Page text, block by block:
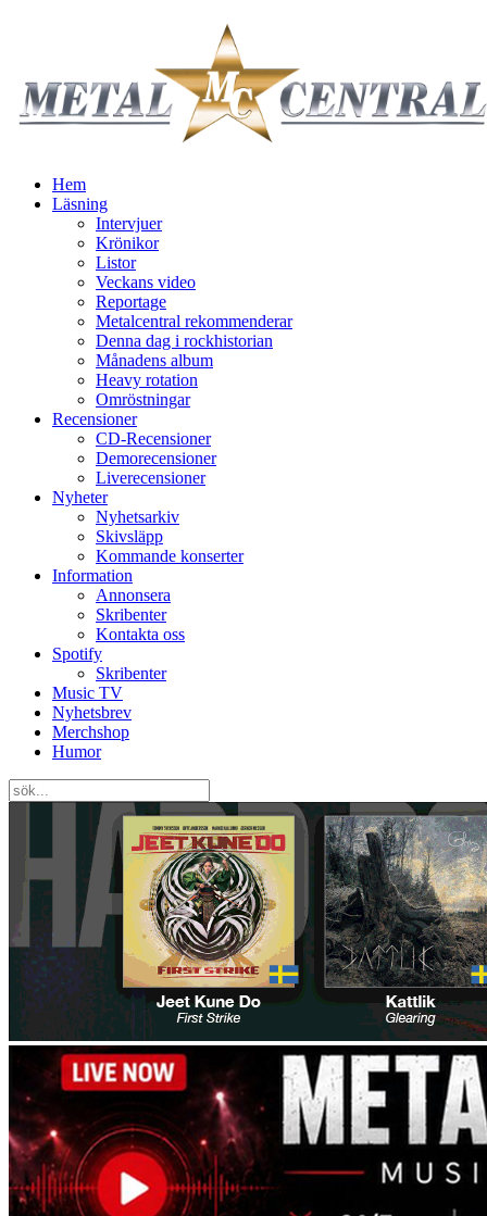
Hem
Läsning
Intervjuer
Krönikor
Listor
Veckans video
Reportage
Metalcentral rekommenderar
Denna dag i rockhistorian
Månadens album
Heavy rotation
Omröstningar
Recensioner
CD-Recensioner
Demorecensioner
Liverecensioner
Nyheter
Nyhetsarkiv
Skivsläpp
Kommande konserter
Information
Annonsera
Skribenter
Kontakta oss
Spotify
Skribenter
Music TV
Nyhetsbrev
Merchshop
Humor